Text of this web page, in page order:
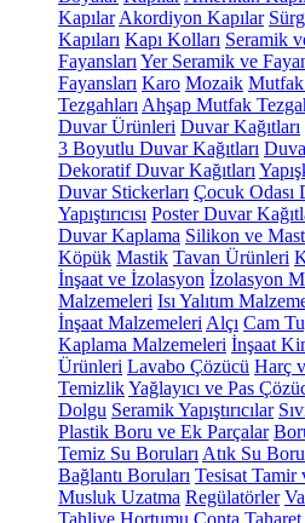
Kapılar Akordiyon Kapılar
Kapıları Kapı Kolları Seramik
Fayansları Yer Seramik ve
Fayansları Karo Mozaik Mutfak
Tezgahları Ahşap Mutfak
Duvar Ürünleri Duvar Kağıtları
3 Boyutlu Duvar Kağıtları
Dekoratif Duvar Kağıtları
Duvar Stickerları Çocuk Odası
Yapıştırıcısı Poster Duvar
Duvar Kaplama Silikon ve
Köpük Mastik Tavan Ürünleri
İnşaat ve İzolasyon İzolasyon
Malzemeleri Isı Yalıtım
İnşaat Malzemeleri Alçı Cam
Kaplama Malzemeleri İnşaat
Ürünleri Lavabo Çözücü Harç
TemizlikYağlayıcı ve Pas
Dolgu Seramik Yapıştırıcılar
Plastik Boru ve Ek Parçalar
Temiz Su Boruları Atık Su
Bağlantı Boruları Tesisat Tamir
Musluk Uzatma Regülatörler
Tahliye Hortumu Conta